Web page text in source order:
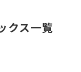
クス一覧